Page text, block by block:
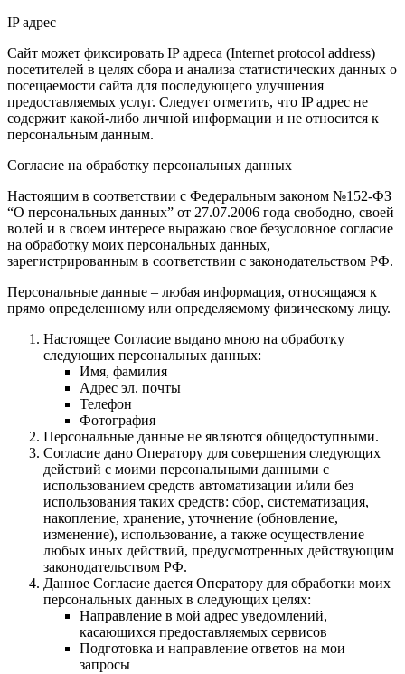
IP адрес
Сайт может фиксировать IP адреса (Internet protocol address)
посетителей в целях сбора и анализа статистических данных о
посещаемости сайта для последующего улучшения
предоставляемых услуг. Следует отметить, что IP адрес не
содержит какой-либо личной информации и не относится к
персональным данным.
Согласие на обработку персональных данных
Настоящим в соответствии с Федеральным законом №152-ФЗ
“О персональных данных” от 27.07.2006 года свободно, своей
волей и в своем интересе выражаю свое безусловное согласие
на обработку моих персональных данных,
зарегистрированным в соответствии с законодательством РФ.
Персональные данные – любая информация, относящаяся к
прямо определенному или определяемому физическому лицу.
Настоящее Согласие выдано мною на обработку
следующих персональных данных:
Имя, фамилия
Адрес эл. почты
Телефон
Фотография
Персональные данные не являются общедоступными.
Согласие дано Оператору для совершения следующих
действий с моими персональными данными с
использованием средств автоматизации и/или без
использования таких средств: сбор, систематизация,
накопление, хранение, уточнение (обновление,
изменение), использование, а также осуществление
любых иных действий, предусмотренных действующим
законодательством РФ.
Данное Согласие дается Оператору для обработки моих
персональных данных в следующих целях:
Направление в мой адрес уведомлений,
касающихся предоставляемых сервисов
Подготовка и направление ответов на мои
запросы